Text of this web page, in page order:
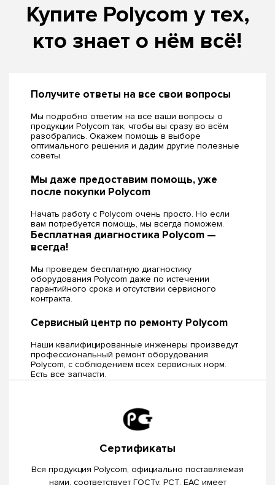
Купите Polycom у тех,
кто знает о нём всё!
Получите ответы на все свои вопросы
Мы подробно ответим на все ваши вопросы о
продукции Polycom так, чтобы вы сразу во всём
разобрались. Окажем помощь в выборе
оптимального решения и дадим другие полезные
советы.
Мы даже предоставим помощь, уже
после покупки Polycom
Начать работу с Polycom очень просто. Но если
вам потребуется помощь, мы всегда поможем.
Бесплатная диагностика Polycom —
всегда!
Мы проведем бесплатную диагностику
оборудования Polycom даже по истечении
гарантийного срока и отсутствии сервисного
контракта.
Сервисный центр по ремонту Polycom
Наши квалифицированные инженеры произведут
профессиональный ремонт оборудования
Polycom, c соблюдением всех сервисных норм.
Есть все запчасти.
Сертификаты
Вся продукция Polycom, официально поставляемая
нами, соответствует ГОСТу, РСТ, EAC имеет